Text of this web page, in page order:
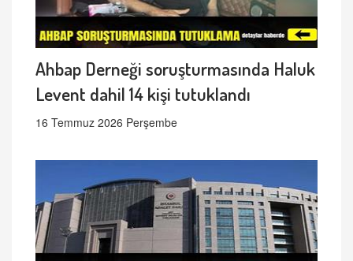
Ahbap Derneği soruşturmasında Haluk
Levent dahil 14 kişi tutuklandı
16 Temmuz 2026 Perşembe